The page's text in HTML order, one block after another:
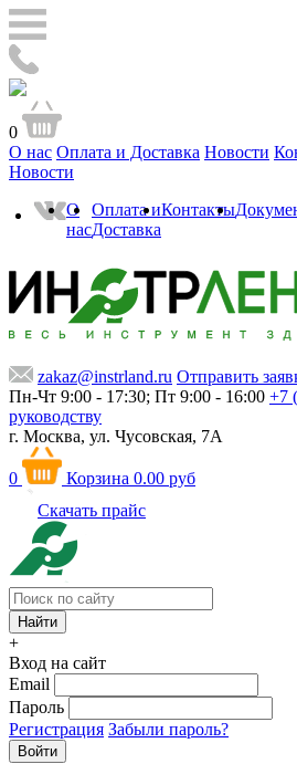
0
О нас Оплата и Доставка Новости
Новости
О
нас
Оплата и
Доставка
Контакты
zakaz@instrland.ru Отправить
Пн-Чт 9:00 - 17:30; Пт 9:00 - 16:00 +7
руководству
г. Москва, ул. Чусовская, 7А
0 Корзина 0.00 руб
Скачать прайс
+
Вход на сайт
Email
Пароль
Регистрация Забыли пароль?
Войти